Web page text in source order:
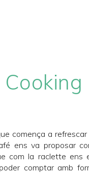
comença a
ens va proposar
com la raclette ens
comptar amb